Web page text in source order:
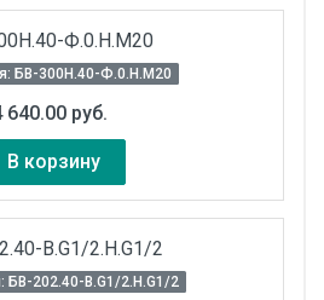
Ф.0.Н.М20
БВ-300Н.40-Ф.0.Н.М20
640.00 руб.
В корзину
В.G1/2.Н.G1/2
БВ-202.40-В.G1/2.Н.G1/2